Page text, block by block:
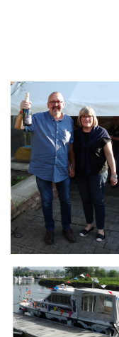
Branding
ARMCHAIR
Branding
ARMCHAIR